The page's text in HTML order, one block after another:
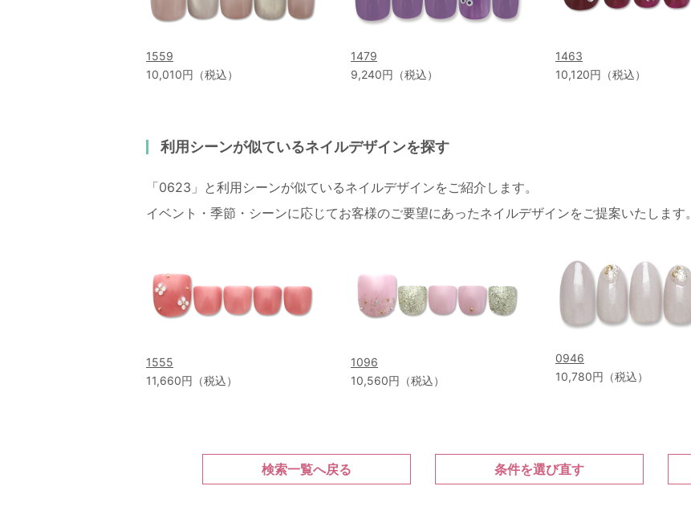
1559
10,010円（税込）
1479
9,240円（税込）
1463
10,120円（税込）
利用シーンが似ているネイルデザインを探す
「0623」と利用シーンが似ているネイルデザインをご紹介します。
イベント・季節・シーンに応じてお客様のご要望にあったネイルデザインをご提案いたします。
1555
11,660円（税込）
1096
10,560円（税込）
0946
10,780円（税込）
検索一覧へ戻る 条件を選び直す